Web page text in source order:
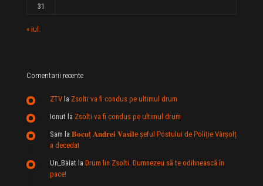
31
« iul.
Comentarii recente
ZTV la Zsolti va fi condus pe ultimul drum
Ionut la Zsolti va fi condus pe ultimul drum
Sam la 𝐁𝐨𝐜𝐮ț 𝐀𝐧𝐝𝐫𝐞𝐢 𝐕𝐚𝐬𝐢𝐥e şeful Postului de Poliție Vârșolț
a decedat
Un_Baiat la Drum lin Zsolti. Dumnezeu sã te odihneascã în
pace!